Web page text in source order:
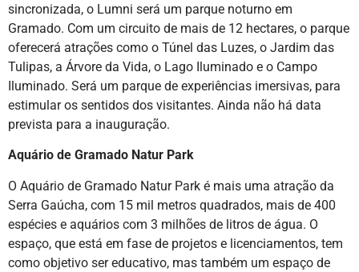
sincronizada, o Lumni será um parque noturno em
Gramado. Com um circuito de mais de 12 hectares, o parque
oferecerá atrações como o Túnel das Luzes, o Jardim das
Tulipas, a Árvore da Vida, o Lago Iluminado e o Campo
Iluminado. Será um parque de experiências imersivas, para
estimular os sentidos dos visitantes. Ainda não há data
prevista para a inauguração.
Aquário de Gramado Natur Park
O Aquário de Gramado Natur Park é mais uma atração da
Serra Gaúcha, com 15 mil metros quadrados, mais de 400
espécies e aquários com 3 milhões de litros de água. O
espaço, que está em fase de projetos e licenciamentos, tem
como objetivo ser educativo, mas também um espaço de